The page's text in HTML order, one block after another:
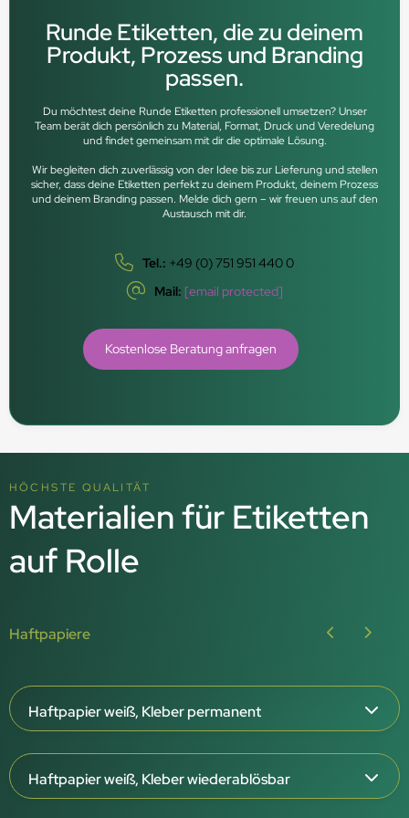
Runde Etiketten, die zu deinem
Produkt, Prozess und Branding
passen.
Du möchtest deine Runde Etiketten professionell umsetzen? Unser
Team berät dich persönlich zu Material, Format, Druck und Veredelung
und findet gemeinsam mit dir die optimale Lösung.
Wir begleiten dich zuverlässig von der Idee bis zur Lieferung und stellen
sicher, dass deine Etiketten perfekt zu deinem Produkt, deinem Prozess
und deinem Branding passen. Melde dich gern – wir freuen uns auf den
Austausch mit dir.
Tel.: +49 (0) 751 951 440 0
Mail: [email protected]
Kostenlose Beratung anfragen
HÖCHSTE QUALITÄT
Materialien für Etiketten
auf Rolle
Haftpapiere
Haftpapier weiß, Kleber permanent
Weiße Oberfläche, matt oder glänzend
Haftpapier weiß, Kleber wiederablösbar